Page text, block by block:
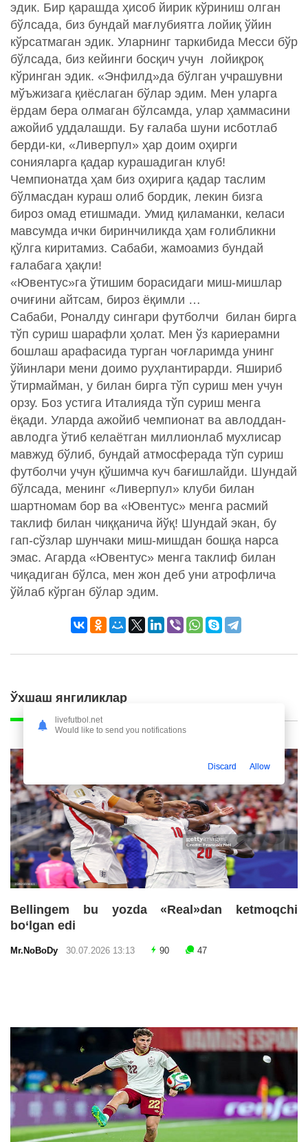
эдик. Бир қарашда ҳисоб йирик кўриниш олган
бўлсада, биз бундай мағлубиятга лойиқ ўйин
кўрсатмаган эдик. Уларнинг таркибида Месси бўр
бўлсада, биз кейинги босқич учун лойиқроқ
кўринган эдик. «Энфилд»да бўлган учрашувни
мўъжизага қиёслаган бўлар эдим. Мен уларга
ёрдам бера олмаган бўлсамда, улар ҳаммасини
ажойиб уддалашди. Бу ғалаба шуни исботлаб
берди-ки, «Ливерпул» ҳар доим оҳирги
сонияларга қадар курашадиган клуб!
Чемпионатда ҳам биз оҳирига қадар таслим
бўлмасдан кураш олиб бордик, лекин бизга
бироз омад етишмади. Умид қиламанки, келаси
мавсумда ички биринчиликда ҳам ғолибликни
қўлга киритамиз. Сабаби, жамоамиз бундай
ғалабага ҳақли!
«Ювентус»га ўтишим борасидаги миш-мишлар
очиғини айтсам, бироз ёқимли …
Сабаби, Роналду сингари футболчи билан бирга
тўп суриш шарафли ҳолат. Мен ўз кариерамни
бошлаш арафасида турган чоғларимда унинг
ўйинлари мени доимо руҳлантирарди. Яшириб
ўтирмайман, у билан бирга тўп суриш мен учун
орзу. Боз устига Италияда тўп суриш менга
ёқади. Уларда ажойиб чемпионат ва авлоддан-
авлодга ўтиб келаётган миллионлаб мухлисар
мавжуд бўлиб, бундай атмосферада тўп суриш
футболчи учун қўшимча куч бағишлайди. Шундай
бўлсада, менинг «Ливерпул» клуби билан
шартномам бор ва «Ювентус» менга расмий
таклиф билан чиққанича йўқ! Шундай экан, бу
гап-сўзлар шунчаки миш-мишдан бошқа нарса
эмас. Агарда «Ювентус» менга таклиф билан
чиқадиган бўлса, мен жон деб уни атрофлича
ўйлаб кўрган бўлар эдим.
Ўхшаш янгиликлар
Bellingem bu yozda «Real»dan ketmoqchi
bo‘lgan edi
Mr.NoBoDy 30.07.2026 13:13 90 47
livefutbol.net
Would like to send you notifications
Discard Allow